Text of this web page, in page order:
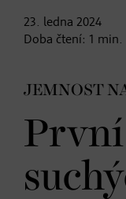
23. ledna 2024
Doba čtení: 1 min.
JEMNOST